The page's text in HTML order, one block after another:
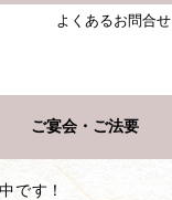
よくあるお問合せ
ご宴会・ご法要
です！